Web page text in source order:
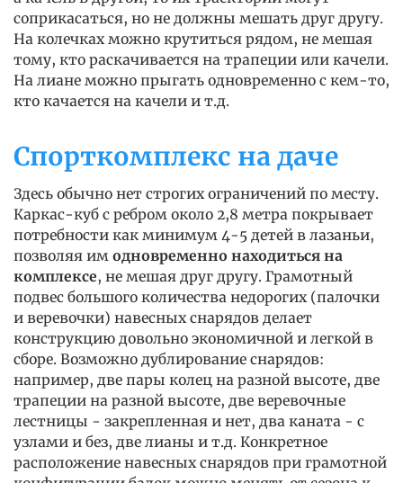
соприкасаться, но не должны мешать друг другу.
На колечках можно крутиться рядом, не мешая
тому, кто раскачивается на трапеции или качели.
На лиане можно прыгать одновременно с кем-то,
кто качается на качели и т.д.
Спорткомплекс на даче
Здесь обычно нет строгих ограничений по месту.
Каркас-куб с ребром около 2,8 метра покрывает
потребности как минимум 4-5 детей в лазаньи,
позволяя им одновременно находиться на
комплексе, не мешая друг другу. Грамотный
подвес большого количества недорогих (палочки
и веревочки) навесных снарядов делает
конструкцию довольно экономичной и легкой в
сборе. Возможно дублирование снарядов:
например, две пары колец на разной высоте, две
трапеции на разной высоте, две веревочные
лестницы - закрепленная и нет, два каната - с
узлами и без, две лианы и т.д. Конкретное
расположение навесных снарядов при грамотной